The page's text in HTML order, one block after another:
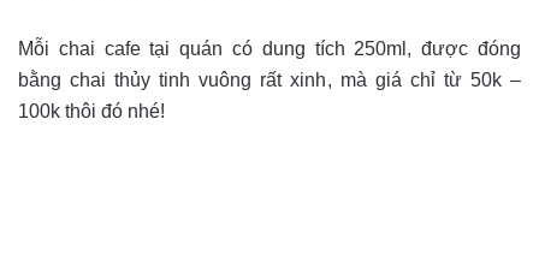
Mỗi chai cafe tại quán có dung tích 250ml, được đóng
bằng chai thủy tinh vuông rất xinh, mà giá chỉ từ 50k –
100k thôi đó nhé!